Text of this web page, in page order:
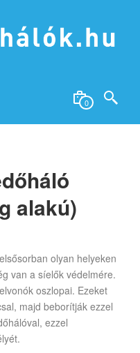
0
alakú)
olyan helyeken
van a síelők védelmére.
oszlopai. Ezeket
majd beborítják ezzel
ezzel